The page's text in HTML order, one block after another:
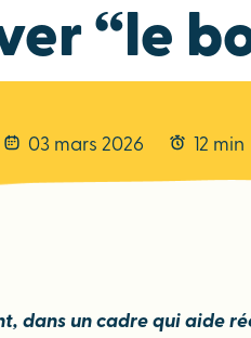
“le
03 mars 2026 12 min
dans un cadre qui aide